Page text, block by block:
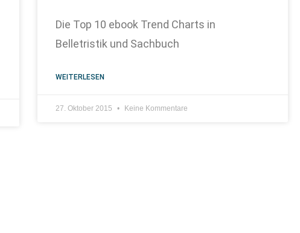
Die Top 10 ebook Trend Charts in
Belletristik und Sachbuch
WEITERLESEN
27. Oktober 2015 Keine Kommentare